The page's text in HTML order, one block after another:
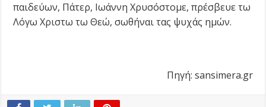
παιδεύων, Πάτερ, Ιωάννη Χρυσόστομε, πρέσβευε τω
Λόγω Χριστω τω Θεώ, σωθήναι τας ψυχάς ημών.
Πηγή: sansimera.gr